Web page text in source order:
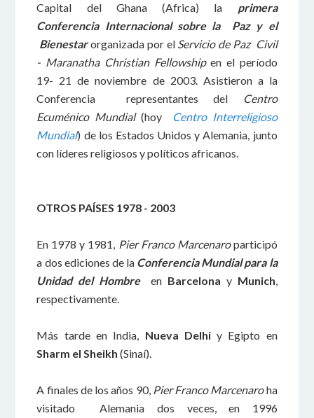
Capital del Ghana (Africa) la primera
Conferencia Internacional sobre la Paz y el
Bienestarorganizada por el Servicio de Paz Civil
- Maranatha Christian Fellowshipen el período
19- 21 de noviembre de 2003. Asistieron a la
Conferencia representantes del
Centro
Ecuménico Mundial(hoy
Centro Interreligioso
Mundial) de los Estados Unidos y Alemania, junto
con líderes religiosos y políticos africanos.
OTROS PAÍSES 1978 - 2003
En 1978 y 1981, Pier Franco Marcenaroparticipó
a dos ediciones de la Conferencia Mundial para la
Unidad del Hombreen Barcelona y Munich,
respectivamente.
Más tarde en India, Nueva Delhiy Egipto en
Sharm el Sheikh (Sinaí).
A finales de los años 90, Pier Franco Marcenaroha
visitado Alemania dos veces, en 1996